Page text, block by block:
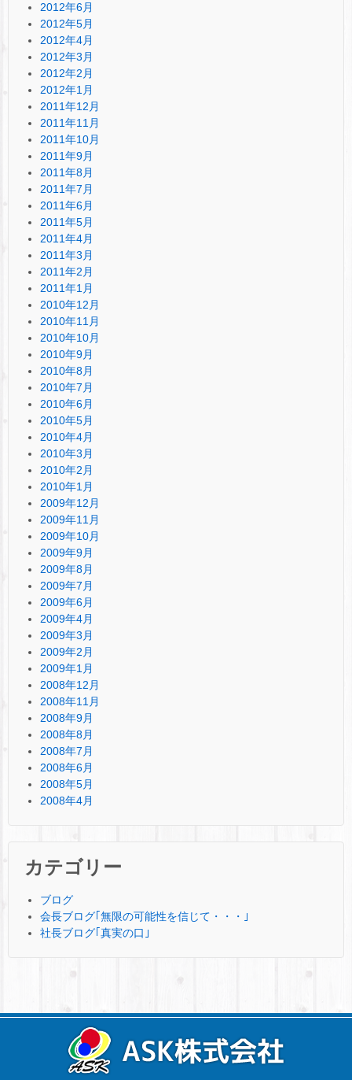
2012年6月
2012年5月
2012年4月
2012年3月
2012年2月
2012年1月
2011年12月
2011年11月
2011年10月
2011年9月
2011年8月
2011年7月
2011年6月
2011年5月
2011年4月
2011年3月
2011年2月
2011年1月
2010年12月
2010年11月
2010年10月
2010年9月
2010年8月
2010年7月
2010年6月
2010年5月
2010年4月
2010年3月
2010年2月
2010年1月
2009年12月
2009年11月
2009年10月
2009年9月
2009年8月
2009年7月
2009年6月
2009年4月
2009年3月
2009年2月
2009年1月
2008年12月
2008年11月
2008年9月
2008年8月
2008年7月
2008年6月
2008年5月
2008年4月
カテゴリー
ブログ
会長ブログ｢無限の可能性を信じて・・・｣
社長ブログ｢真実の口｣